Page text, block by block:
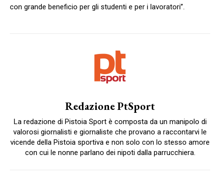
con grande beneficio per gli studenti e per i lavoratori”.
Redazione PtSport
La redazione di Pistoia Sport è composta da un manipolo di
valorosi giornalisti e giornaliste che provano a raccontarvi le
vicende della Pistoia sportiva e non solo con lo stesso amore
con cui le nonne parlano dei nipoti dalla parrucchiera.